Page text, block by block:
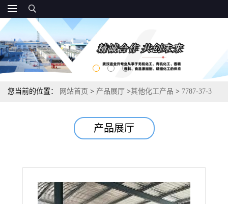
您当前的位置： 网站首页 > 产品展厅 >其他化工产品 > 7787-37-3
产品展厅